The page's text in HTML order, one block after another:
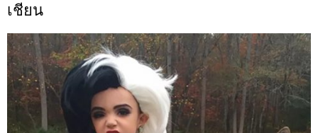
เชียน